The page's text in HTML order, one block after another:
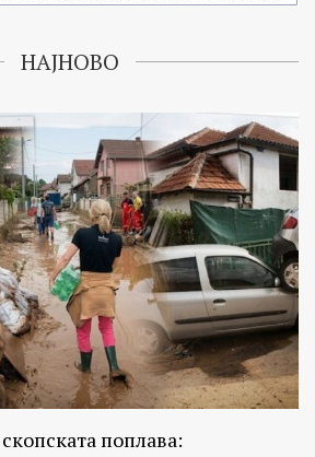
НАЈНОВО
поплава: